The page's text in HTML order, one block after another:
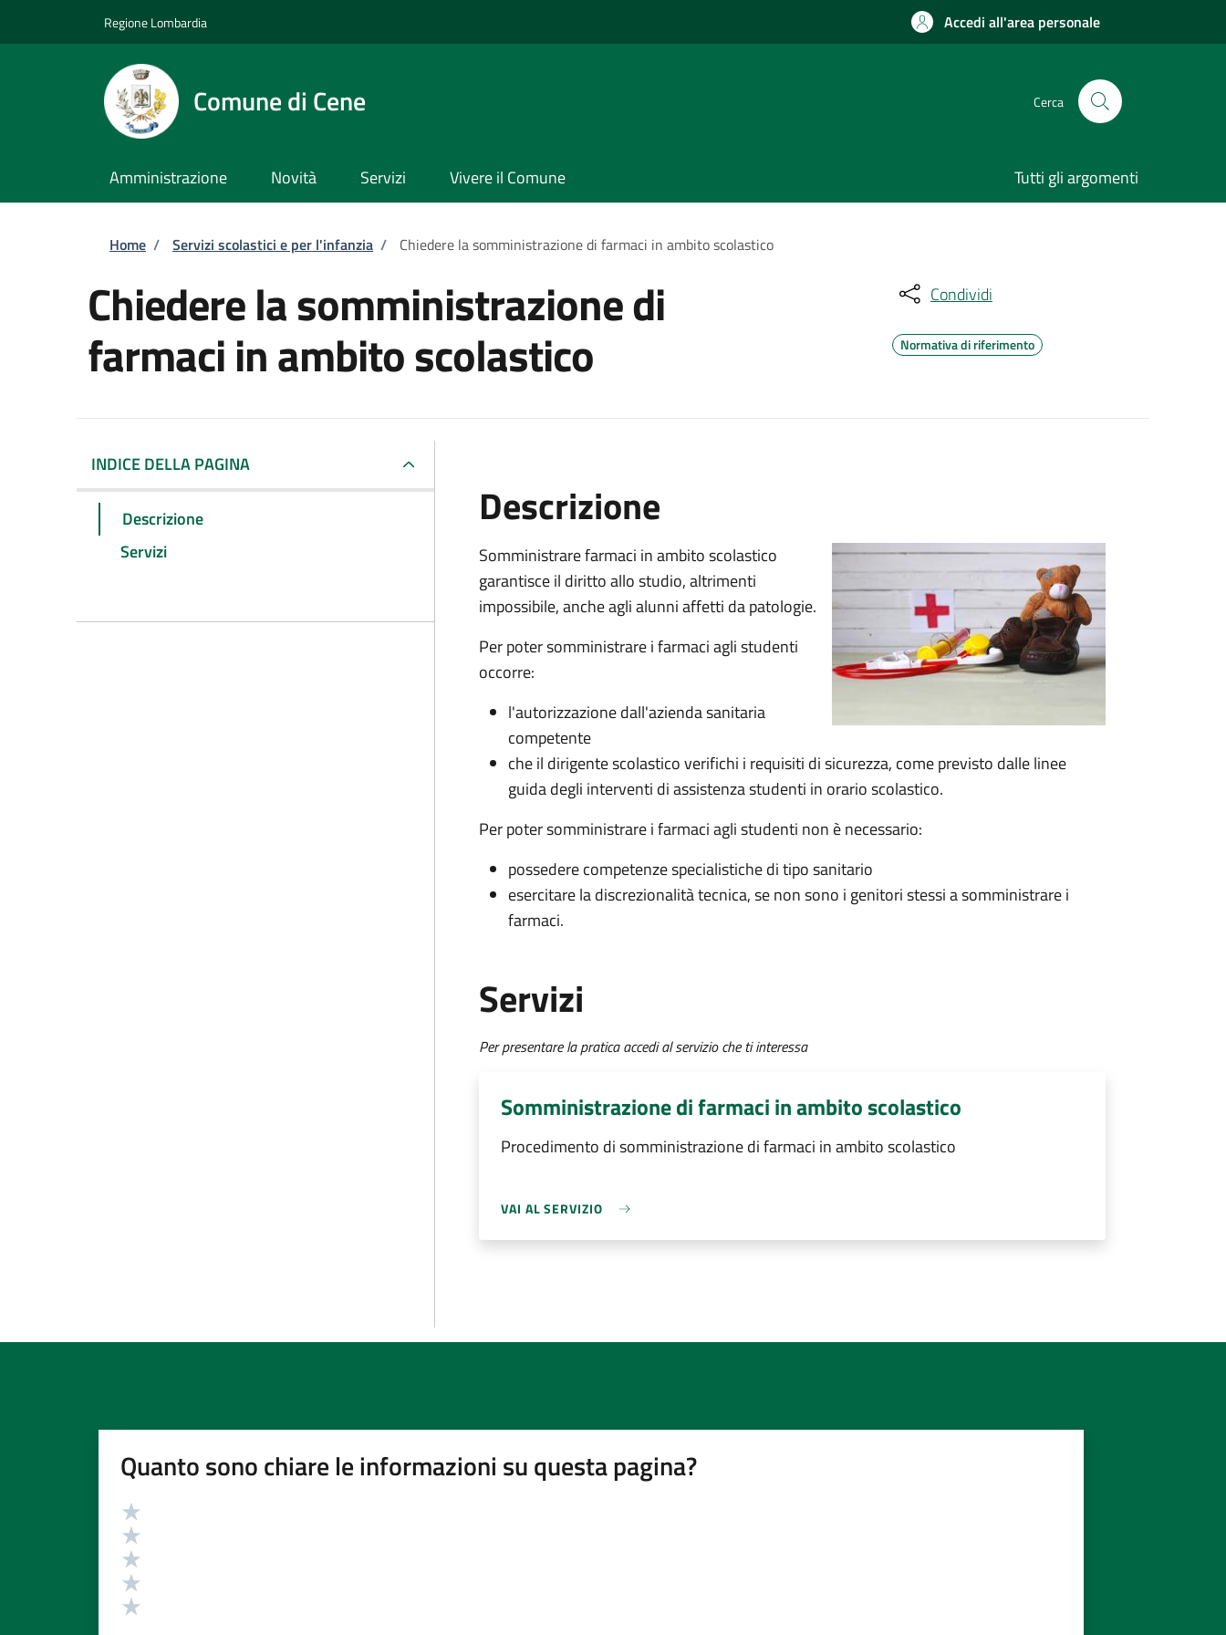
Regione Lombardia Accedi all'area personale
Comune di Cene Cerca
Amministrazione Novità Servizi Vivere il Comune Tutti gli argomenti
Briciole di pane
Home / Servizi scolastici e per l'infanzia / Chiedere la somministrazione di farmaci in ambito scolastico
Chiedere la somministrazione di
farmaci in ambito scolastico
Condividi
Normativa di riferimento
INDICE DELLA PAGINA
Descrizione
Servizi
Descrizione
Somministrare farmaci in ambito scolastico
garantisce il diritto allo studio, altrimenti
impossibile, anche agli alunni affetti da patologie.
Per poter somministrare i farmaci agli studenti
occorre:
l'autorizzazione dall'azienda sanitaria
competente
che il dirigente scolastico verifichi i requisiti di sicurezza, come previsto dalle linee
guida degli interventi di assistenza studenti in orario scolastico.
Per poter somministrare i farmaci agli studenti non è necessario:
possedere competenze specialistiche di tipo sanitario
esercitare la discrezionalità tecnica, se non sono i genitori stessi a somministrare i
farmaci.
Servizi
Per presentare la pratica accedi al servizio che ti interessa
Somministrazione di farmaci in ambito scolastico
Procedimento di somministrazione di farmaci in ambito scolastico
VAI AL SERVIZIO
Quanto sono chiare le informazioni su questa pagina?
Valutazione